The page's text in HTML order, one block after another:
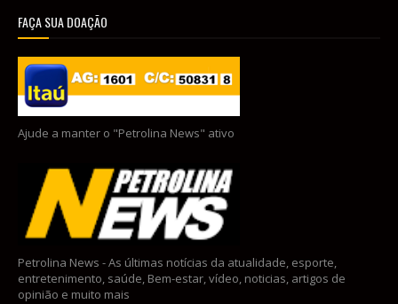
FAÇA SUA DOAÇÃO
Ajude a manter o "Petrolina News" ativo
Petrolina News - As últimas notícias da atualidade, esporte,
entretenimento, saúde, Bem-estar, vídeo, noticias, artigos de
opinião e muito mais